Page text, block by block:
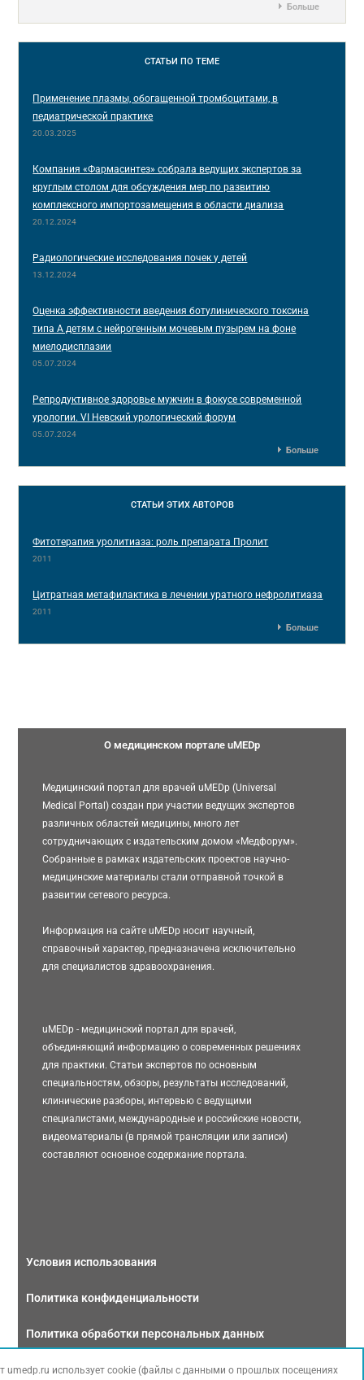
Больше
СТАТЬИ ПО ТЕМЕ
Применение плазмы, обогащенной тромбоцитами, в
педиатрической практике
20.03.2025
Компания «Фармасинтез» собрала ведущих экспертов за
круглым столом для обсуждения мер по развитию
комплексного импортозамещения в области диализа
20.12.2024
Радиологические исследования почек у детей
13.12.2024
Оценка эффективности введения ботулинического токсина
типа А детям с нейрогенным мочевым пузырем на фоне
миелодисплазии
05.07.2024
Репродуктивное здоровье мужчин в фокусе современной
урологии. VI Невский урологический форум
05.07.2024
Больше
СТАТЬИ ЭТИХ АВТОРОВ
Фитотерапия уролитиаза: роль препарата Пролит
2011
Цитратная метафилактика в лечении уратного нефролитиаза
2011
Больше
О медицинском портале uMEDp
Медицинский портал для врачей uMEDp (Universal
Medical Portal) создан при участии ведущих экспертов
различных областей медицины, много лет
сотрудничающих с издательским домом «Медфорум».
Собранные в рамках издательских проектов научно-
медицинские материалы стали отправной точкой в
развитии сетевого ресурса.
Информация на сайте uMEDp носит научный,
справочный характер, предназначена исключительно
для специалистов здравоохранения.
uMEDp - медицинский портал для врачей,
объединяющий информацию о современных решениях
для практики. Статьи экспертов по основным
специальностям, обзоры, результаты исследований,
клинические разборы, интервью с ведущими
специалистами, международные и российские новости,
видеоматериалы (в прямой трансляции или записи)
составляют основное содержание портала.
Условия использования
Политика конфиденциальности
Политика обработки персональных данных
Связаться с нами
umedp.ru использует cookie (файлы с данными о прошлых посещениях